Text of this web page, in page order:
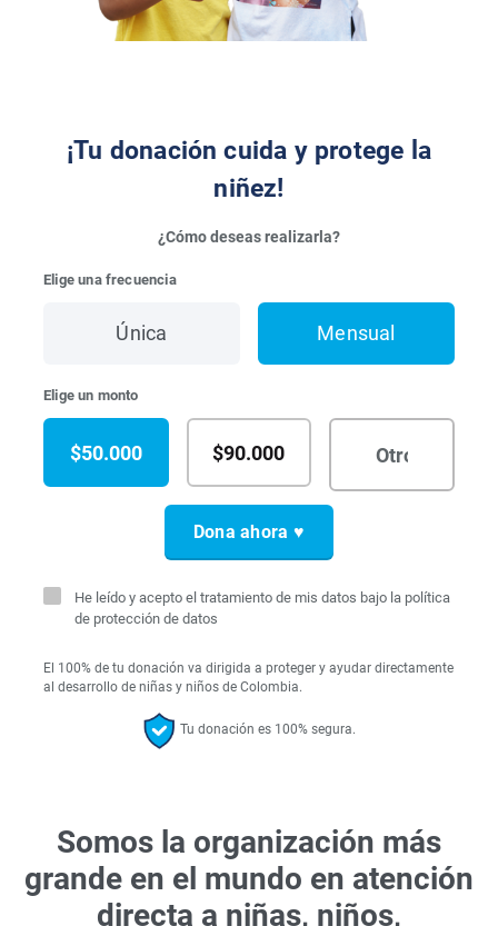
¡Tu donación cuida y protege la
niñez!
¿Cómo deseas realizarla?
Elige una frecuencia
Única Mensual
Elige un monto
$50.000 $90.000
He leído y acepto el tratamiento de mis datos bajo la política
de protección de datos
El 100% de tu donación va dirigida a proteger y ayudar directamente
al desarrollo de niñas y niños de Colombia.
Tu donación es 100% segura.
Somos la organización más
grande en el mundo en atención
directa a niñas, niños,